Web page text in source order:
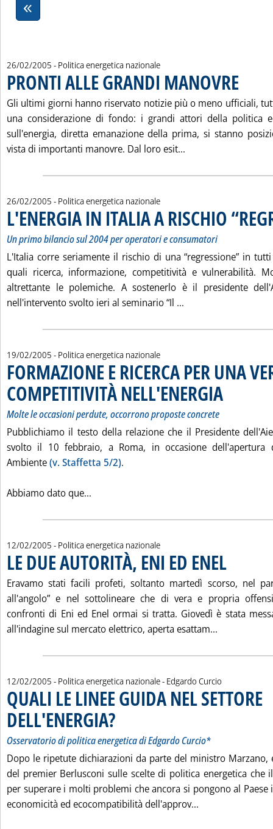
26/02/2005 - Politica energetica nazionale
PRONTI ALLE GRANDI MANOVRE
Gli ultimi giorni hanno riservato notizie più o meno ufficiali,
una considerazione di fondo: i grandi attori della politica
sull'energia, diretta emanazione della prima, si stanno
vista di importanti manovre. Dal loro esit...
26/02/2005 - Politica energetica nazionale
L'ENERGIA IN ITALIA A RISCHIO
Un primo bilancio sul 2004 per operatori e consumatori
L'Italia corre seriamente il rischio di una “regressione” in
quali ricerca, informazione, competitività e vulnerabilità.
altrettante le polemiche. A sostenerlo è il presidente
nell'intervento svolto ieri al seminario “Il ...
19/02/2005 - Politica energetica nazionale
FORMAZIONE E RICERCA PER UNA
COMPETITIVITÀ NELL'ENERGIA
Molte le occasioni perdute, occorrono proposte concrete
Pubblichiamo il testo della relazione che il Presidente
svolto il 10 febbraio, a Roma, in occasione dell'apertura
Ambiente(v. Staffetta 5/2).
Abbiamo dato que...
12/02/2005 - Politica energetica nazionale
LE DUE AUTORITÀ, ENI ED ENEL
Eravamo stati facili profeti, soltanto martedì scorso, nel
all'angolo” e nel sottolineare che di vera e propria
confronti di Eni ed Enel ormai si tratta. Giovedì è stata
all'indagine sul mercato elettrico, aperta esattam...
12/02/2005 - Politica energetica nazionale - di:
Edgardo Curcio
QUALI LE LINEE GUIDA NEL SETTORE
DELL'ENERGIA?. Sottotitolo: Osservatorio di politica energetica di
. Pubblicata sabato 12 febbraio 2005 alle 15.8.
Osservatorio di politica energetica di Edgardo Curcio*
Dopo le ripetute dichiarazioni da parte del ministro Marzano,
del premier Berlusconi sulle scelte di politica energetica che
per superare i molti problemi che ancora si pongono al
economicità ed ecocompatibilità dell'approv...